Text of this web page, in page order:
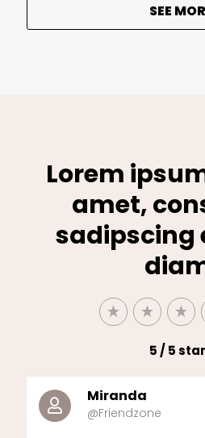
SEE
Lorem
amet,
sadipscing
5 / 5
Miranda
@Friendzone